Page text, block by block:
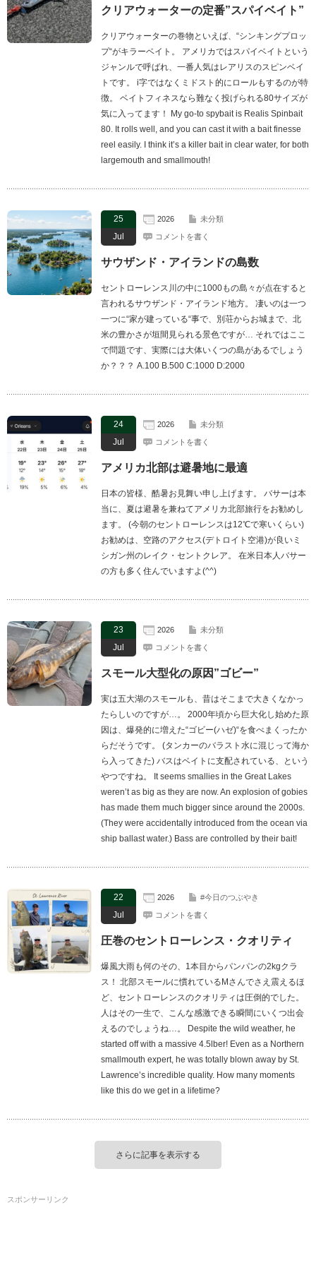
クリアウォーターの定番”スパイベイト”
クリアウォーターの巻物といえば、“シンキングプロッ
プ“がキラーベイト。 アメリカではスパイベイトという
ジャンルで呼ばれ、一番人気はレアリスのスピンベイ
トです。 i字ではなくミドスト的にロールもするのが特
徴。 ベイトフィネスなら難なく投げられる80サイズが
気に入ってます！ My go-to spybait is Realis Spinbait
80. It rolls well, and you can cast it with a bait finesse
reel easily. I think it’s a killer bait in clear water, for both
largemouth and smallmouth!
25
Jul
2026 未分類
コメントを書く
サウザンド・アイランドの島数
セントローレンス川の中に1000もの島々が点在すると
言われるサウザンド・アイランド地方。 凄いのは一つ
一つに“家が建っている“事で、別荘からお城まで、北
米の豊かさが垣間見られる景色ですが… それではここ
で問題です、実際には大体いくつの島があるでしょう
か？？？ A.100 B.500 C:1000 D:2000
24
Jul
2026 未分類
コメントを書く
アメリカ北部は避暑地に最適
日本の皆様、酷暑お見舞い申し上げます。 バサーは本
当に、夏は避暑を兼ねてアメリカ北部旅行をお勧めし
ます。 (今朝のセントローレンスは12℃で寒いくらい)
お勧めは、空路のアクセス(デトロイト空港)が良いミ
シガン州のレイク・セントクレア。 在米日本人バサー
の方も多く住んでいますよ(^^)
23
Jul
2026 未分類
コメントを書く
スモール大型化の原因”ゴビー”
実は五大湖のスモールも、昔はそこまで大きくなかっ
たらしいのですが…。 2000年頃から巨大化し始めた原
因は、爆発的に増えた“ゴビー(ハゼ)“を食べまくったか
らだそうです。 (タンカーのバラスト水に混じって海か
ら入ってきた) バスはベイトに支配されている、という
やつですね。 It seems smallies in the Great Lakes
weren’t as big as they are now. An explosion of gobies
has made them much bigger since around the 2000s.
(They were accidentally introduced from the ocean via
ship ballast water.) Bass are controlled by their bait!
22
Jul
2026 #今日のつぶやき
コメントを書く
圧巻のセントローレンス・クオリティ
爆風大雨も何のその、1本目からパンパンの2kgクラ
ス！ 北部スモールに慣れているMさんでさえ震えるほ
ど、セントローレンスのクオリティは圧倒的でした。
人はその一生で、こんな感激できる瞬間にいくつ出会
えるのでしょうね…。 Despite the wild weather, he
started off with a massive 4.5lber! Even as a Northern
smallmouth expert, he was totally blown away by St.
Lawrence’s incredible quality. How many moments
like this do we get in a lifetime?
さらに記事を表示する
スポンサーリンク